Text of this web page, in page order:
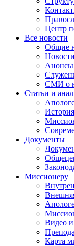
Центр
Все новости
Общие
Анонсы
СМИ о
Статьи и
Документы
Миссионеру
Видео
Карта